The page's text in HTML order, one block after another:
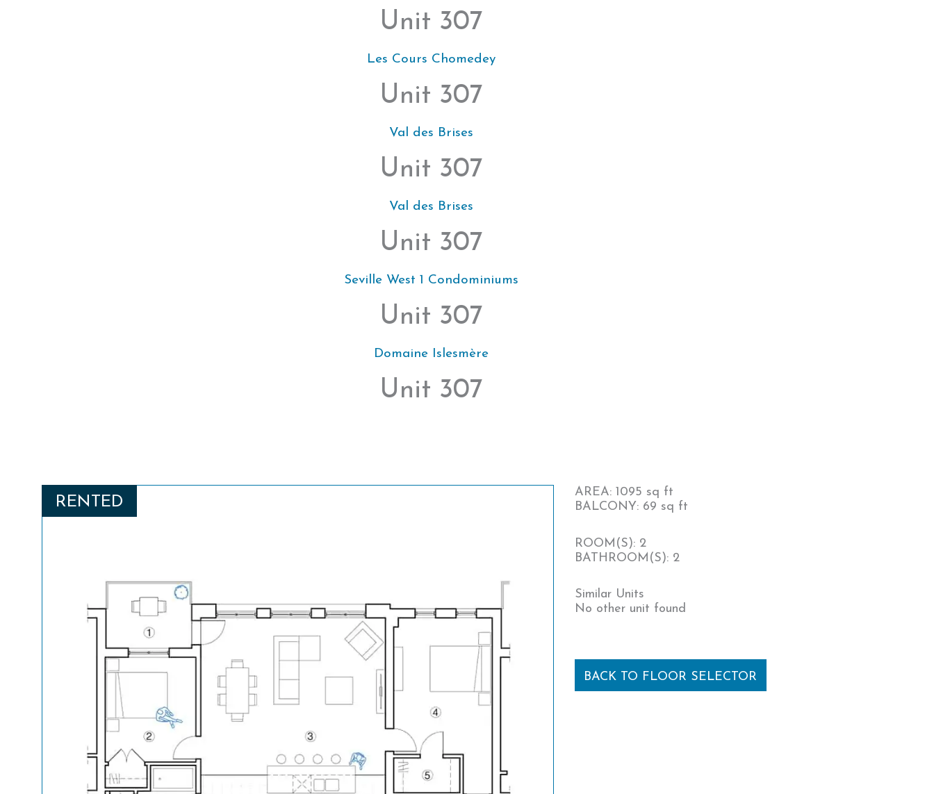
Unit 307
Les Cours Chomedey
Unit 307
Val des Brises
Unit 307
Val des Brises
Unit 307
Seville West 1 Condominiums
Unit 307
Domaine Islesmère
Unit 307
RENTED
AREA: 1095 sq ft
BALCONY: 69 sq ft
ROOM(S): 2
BATHROOM(S): 2
Similar Units
No other unit found
BACK TO FLOOR SELECTOR